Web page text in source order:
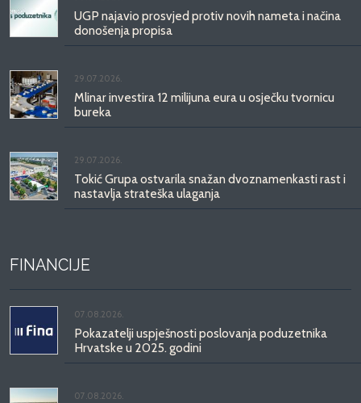
UGP najavio prosvjed protiv novih nameta i načina
donošenja propisa
29.07.2026.
Mlinar investira 12 milijuna eura u osječku tvornicu
bureka
29.07.2026.
Tokić Grupa ostvarila snažan dvoznamenkasti rast i
nastavlja strateška ulaganja
FINANCIJE
07.08.2026.
Pokazatelji uspješnosti poslovanja poduzetnika
Hrvatske u 2025. godini
07.08.2026.